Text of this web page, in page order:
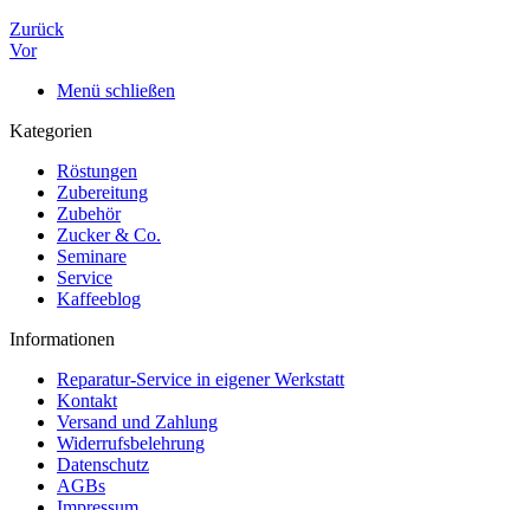
Zurück
Vor
Menü schließen
Kategorien
Röstungen
Zubereitung
Zubehör
Zucker & Co.
Seminare
Service
Kaffeeblog
Informationen
Reparatur-Service in eigener Werkstatt
Kontakt
Versand und Zahlung
Widerrufsbelehrung
Datenschutz
AGBs